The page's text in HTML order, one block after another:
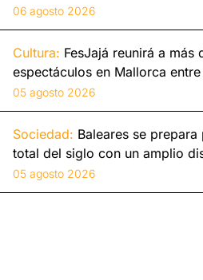
06 agosto 2026
Cultura: FesJajá reunirá a
espectáculos en Mallorca
05 agosto 2026
Sociedad: Baleares se
total del siglo con un amplio
05 agosto 2026